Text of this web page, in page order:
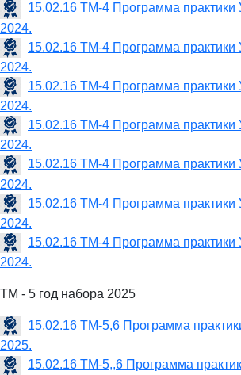
15.02.16 ТМ-4 Программа практики
2024.
15.02.16 ТМ-4 Программа практики
2024.
15.02.16 ТМ-4 Программа практики
2024.
15.02.16 ТМ-4 Программа практики
2024.
15.02.16 ТМ-4 Программа практики
2024.
15.02.16 ТМ-4 Программа практики
2024.
15.02.16 ТМ-4 Программа практики
2024.
ТМ - 5 год набора 2025
15.02.16 ТМ-5,6 Программа
2025.
15.02.16 ТМ-5,,6 Программа